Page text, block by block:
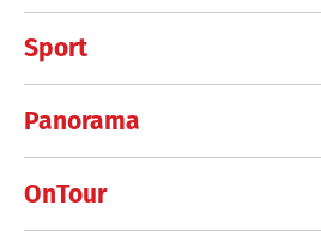
Sport
Panorama
OnTour